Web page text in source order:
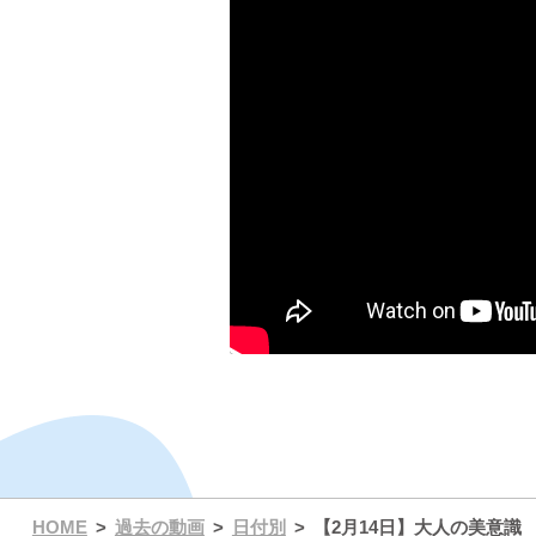
HOME 過去の動画 日付別 【2月14日】大人の美意